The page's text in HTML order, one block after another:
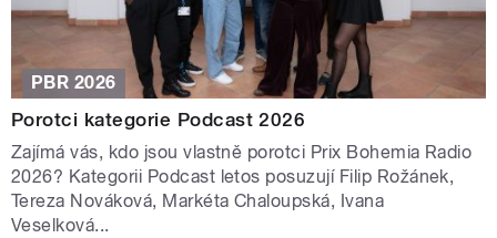
PBR 2026
Porotci kategorie Podcast 2026
Zajímá vás, kdo jsou vlastně porotci Prix Bohemia Radio
2026? Kategorii Podcast letos posuzují Filip Rožánek,
Tereza Nováková, Markéta Chaloupská, Ivana
Veselková...